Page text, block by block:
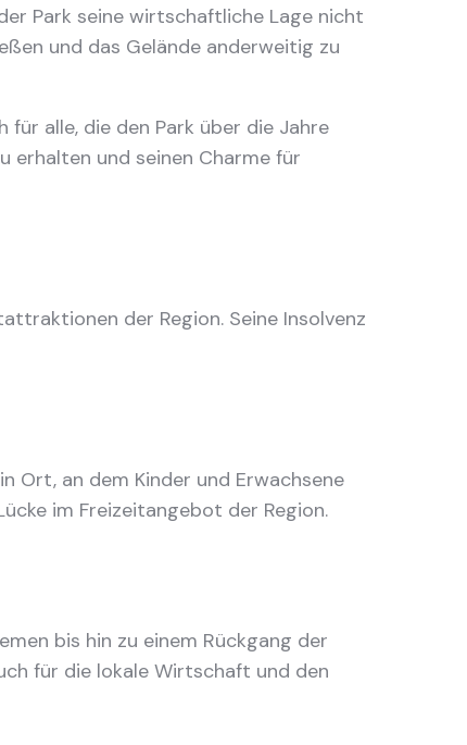
Park seine wirtschaftliche Lage nicht
und das Gelände anderweitig zu
alle, die den Park über die Jahre
erhalten und seinen Charme für
der Region. Seine Insolvenz
Ort, an dem Kinder und Erwachsene
im Freizeitangebot der Region.
bis hin zu einem Rückgang der
für die lokale Wirtschaft und den